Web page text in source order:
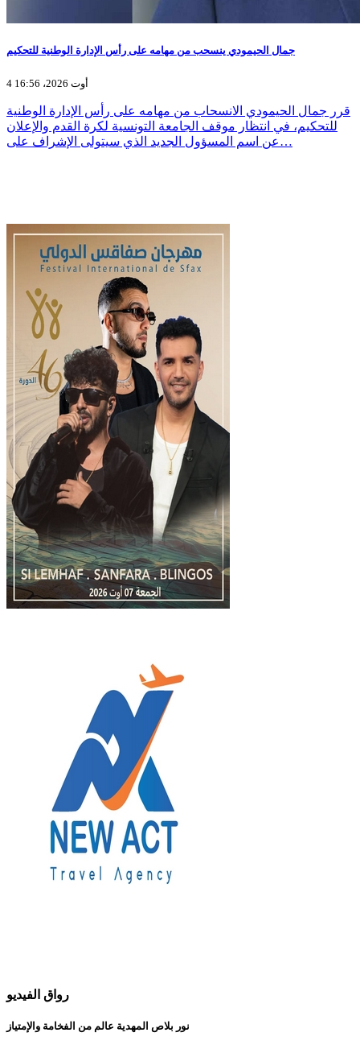
جمال الحيمودي ينسحب من مهامه على رأس الإدارة الوطنية للتحكيم
4 أوت 2026، 16:56
قرر جمال الحيمودي الانسحاب من مهامه على رأس الإدارة الوطنية
للتحكيم، في انتظار موقف الجامعة التونسية لكرة القدم والإعلان
عن اسم المسؤول الجديد الذي سيتولى الإشراف على…
رواق الفيديو
نور بلاص المهدية عالم من الفخامة والإمتياز